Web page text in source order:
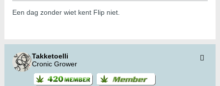
Een dag zonder wiet kent Flip niet.
Takketoelli
Cronic Grower